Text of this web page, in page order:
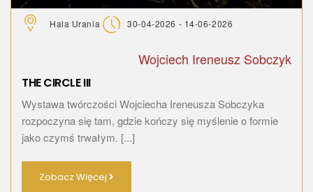
Hala Urania 30-04-2026 - 14-06-2026
Wojciech Ireneusz Sobczyk
THE CIRCLE III
Wystawa twórczości Wojciecha Ireneusza Sobczyka
rozpoczyna się tam, gdzie kończy się myślenie o formie
jako czymś trwałym. [...]
Zobacz Więcej